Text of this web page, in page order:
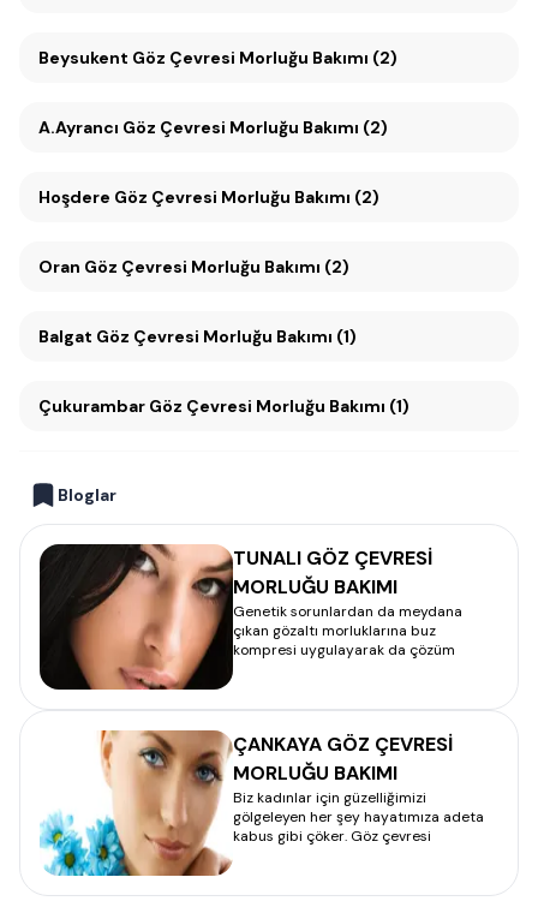
Beysukent Göz Çevresi Morluğu Bakımı (2)
A.Ayrancı Göz Çevresi Morluğu Bakımı (2)
Hoşdere Göz Çevresi Morluğu Bakımı (2)
Oran Göz Çevresi Morluğu Bakımı (2)
Balgat Göz Çevresi Morluğu Bakımı (1)
Çukurambar Göz Çevresi Morluğu Bakımı (1)
Bloglar
TUNALI GÖZ ÇEVRESİ
MORLUĞU BAKIMI
Genetik sorunlardan da meydana
çıkan gözaltı morluklarına buz
kompresi uygulayarak da çözüm
ÇANKAYA GÖZ ÇEVRESİ
MORLUĞU BAKIMI
Biz kadınlar için güzelliğimizi
gölgeleyen her şey hayatımıza adeta
kabus gibi çöker. Göz çevresi